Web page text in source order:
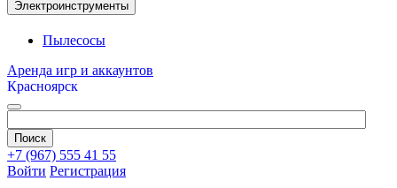
Электроинструменты
Пылесосы
Аренда игр и аккаунтов
Красноярск
+7 (967) 555 41 55
Войти Регистрация